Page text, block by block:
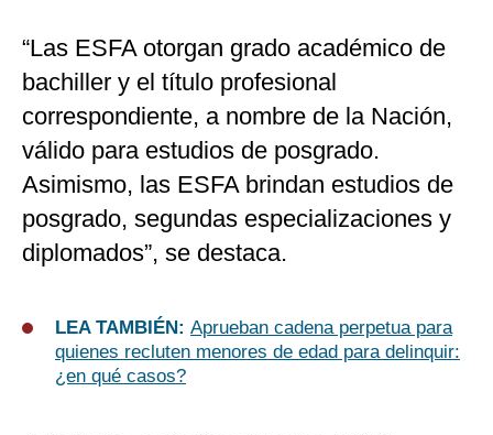
“Las ESFA otorgan grado académico de
bachiller y el título profesional
correspondiente, a nombre de la Nación,
válido para estudios de posgrado.
Asimismo, las ESFA brindan estudios de
posgrado, segundas especializaciones y
diplomados”, se destaca.
LEA TAMBIÉN: Aprueban cadena perpetua para
quienes recluten menores de edad para delinquir:
¿en qué casos?